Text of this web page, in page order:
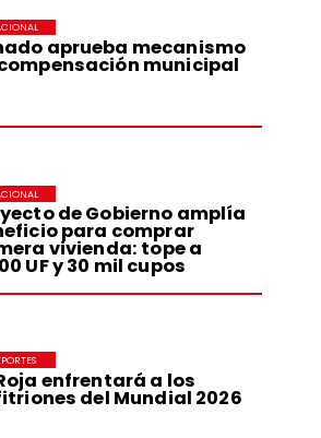
aprueba mecanismo
municipal
de Gobierno amplía
para comprar
vivienda: tope a
UF y 30 mil cupos
enfrentará a los
del Mundial 2026